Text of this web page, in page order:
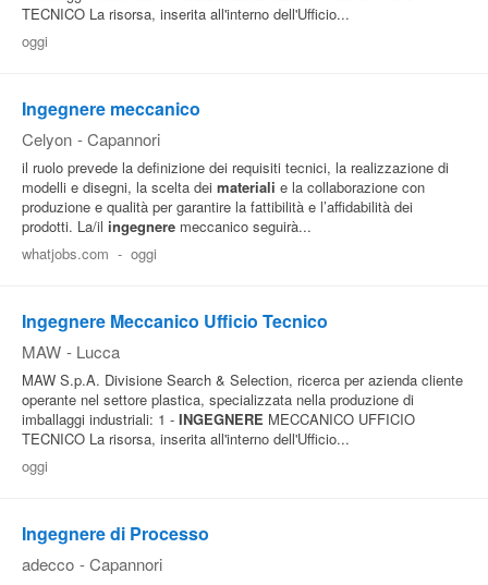
TECNICO La risorsa, inserita all'interno dell'Ufficio...
oggi
Ingegnere meccanico
Celyon - Capannori
il ruolo prevede la definizione dei requisiti tecnici, la realizzazione di
modelli e disegni, la scelta dei materiali e la collaborazione con
produzione e qualità per garantire la fattibilità e l’affidabilità dei
prodotti. La/il ingegnere meccanico seguirà...
whatjobs.com - oggi
Ingegnere Meccanico Ufficio Tecnico
MAW - Lucca
MAW S.p.A. Divisione Search & Selection, ricerca per azienda cliente
operante nel settore plastica, specializzata nella produzione di
imballaggi industriali: 1 - INGEGNERE MECCANICO UFFICIO
TECNICO La risorsa, inserita all'interno dell'Ufficio...
oggi
Ingegnere di Processo
adecco - Capannori